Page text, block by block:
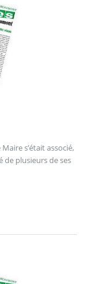
s’était associé,
de plusieurs de ses